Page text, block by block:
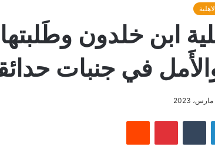
ابن خلدون
في جنبات
لينكدإن ‏Tumblr بينتيريست ‏Reddit